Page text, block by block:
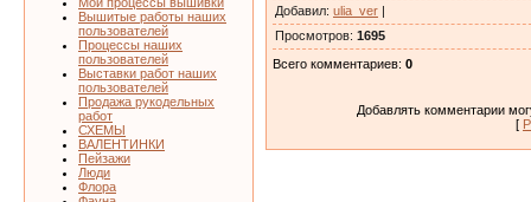
Вышитые работы наших
пользователей
Процессы наших
пользователей
Выставки работ наших
пользователей
Продажа рукодельных
работ
СХЕМЫ
ВАЛЕНТИНКИ
Пейзажи
Люди
Флора
Добавил: ulia_ver |
Просмотров: 1695
Всего комментариев: 0
Добавлять комментарии
[